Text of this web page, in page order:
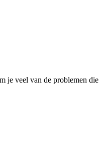
je veel van de problemen die